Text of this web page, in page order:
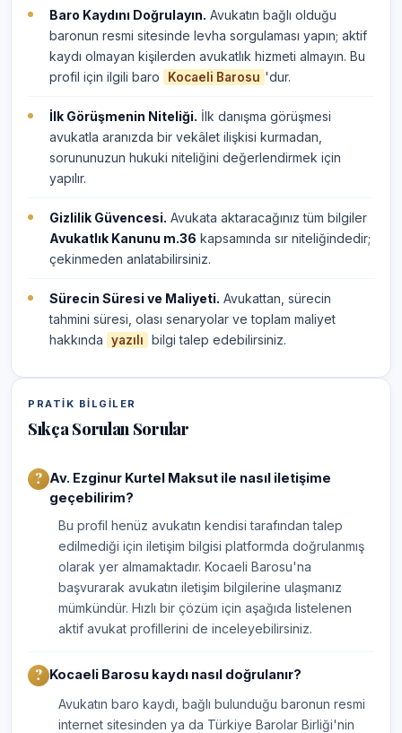
Baro Kaydını Doğrulayın. Avukatın bağlı olduğu
baronun resmi sitesinde levha sorgulaması yapın; aktif
kaydı olmayan kişilerden avukatlık hizmeti almayın. Bu
profil için ilgili baro
Kocaeli Barosu 'dur.
İlk Görüşmenin Niteliği. İlk danışma görüşmesi
avukatla aranızda bir vekâlet ilişkisi kurmadan,
sorununuzun hukuki niteliğini değerlendirmek için
yapılır.
Gizlilik Güvencesi. Avukata aktaracağınız tüm bilgiler
Avukatlık Kanunu m.36 kapsamında sır niteliğindedir;
çekinmeden anlatabilirsiniz.
Sürecin Süresi ve Maliyeti. Avukattan, sürecin
tahmini süresi, olası senaryolar ve toplam maliyet
hakkında
yazılı bilgi talep edebilirsiniz.
PRATIK BILGILER
Sıkça Sorulan Sorular
Av. Ezginur Kurtel Maksut ile nasıl iletişime
geçebilirim?
Bu profil henüz avukatın kendisi tarafından talep
edilmediği için iletişim bilgisi platformda doğrulanmış
olarak yer almamaktadır. Kocaeli Barosu'na
başvurarak avukatın iletişim bilgilerine ulaşmanız
mümkündür. Hızlı bir çözüm için aşağıda listelenen
aktif avukat profillerini de inceleyebilirsiniz.
Kocaeli Barosu kaydı nasıl doğrulanır?
Avukatın baro kaydı, bağlı bulunduğu baronun resmi
internet sitesinden ya da Türkiye Barolar Birliği'nin